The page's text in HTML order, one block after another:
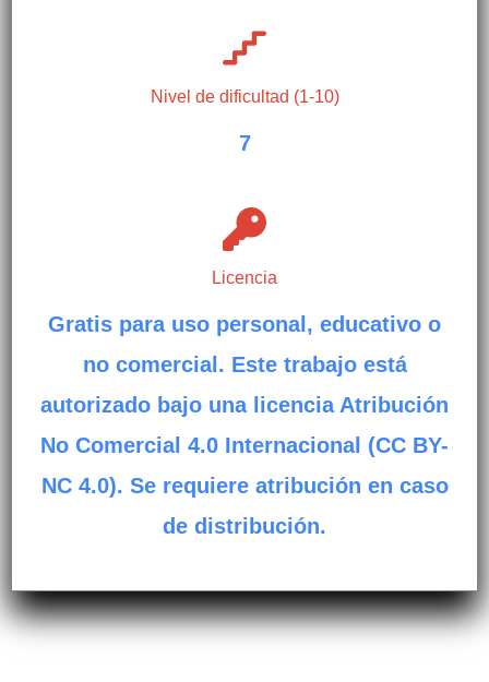
Nivel de dificultad (1-10)
7
Licencia
Gratis para uso personal, educativo o
no comercial. Este trabajo está
autorizado bajo una licencia Atribución
No Comercial 4.0 Internacional (CC BY-
NC 4.0). Se requiere atribución en caso
de distribución.